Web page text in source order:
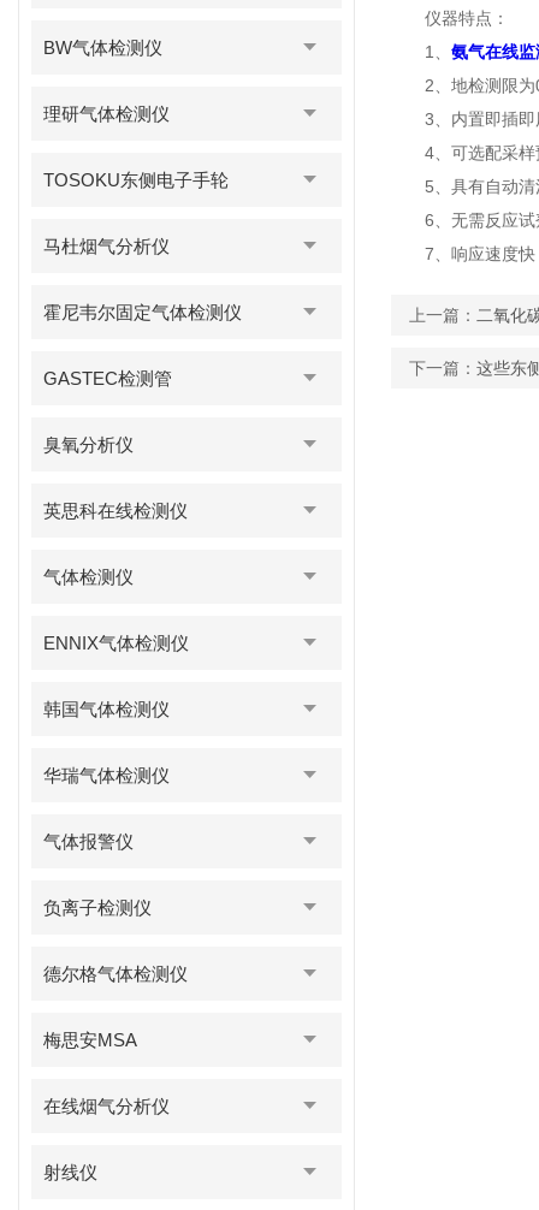
BW气体检测仪
理研气体检测仪
TOSOKU东侧电子手轮
马杜烟气分析仪
霍尼韦尔固定气体检测仪
GASTEC检测管
臭氧分析仪
英思科在线检测仪
气体检测仪
ENNIX气体检测仪
韩国气体检测仪
华瑞气体检测仪
气体报警仪
负离子检测仪
德尔格气体检测仪
梅思安MSA
在线烟气分析仪
射线仪
仪器特点：
1、 氨气在线监
2、地检测限为
3、内置即插即
4、可选配采样
5、具有自动清
6、无需反应试
7、响应速度快
上一篇： 二氧化
下一篇： 这些东